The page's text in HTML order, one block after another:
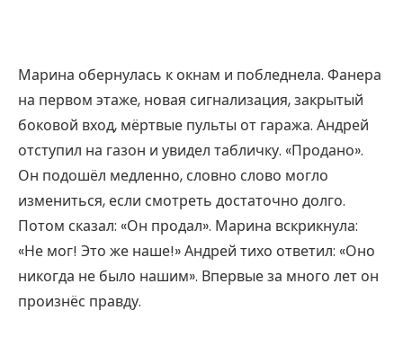
Марина обернулась к окнам и побледнела. Фанера
на первом этаже, новая сигнализация, закрытый
боковой вход, мёртвые пульты от гаража. Андрей
отступил на газон и увидел табличку. «Продано».
Он подошёл медленно, словно слово могло
измениться, если смотреть достаточно долго.
Потом сказал: «Он продал». Марина вскрикнула:
«Не мог! Это же наше!» Андрей тихо ответил: «Оно
никогда не было нашим». Впервые за много лет он
произнёс правду.